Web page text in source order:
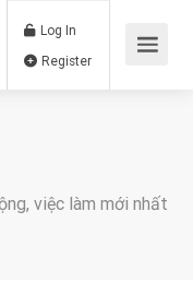
Log In
việc làm mới nhất